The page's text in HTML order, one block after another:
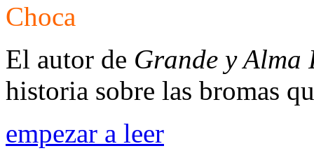
Choca
El autor de Grande y Alma
historia sobre las bromas
empezar a leer